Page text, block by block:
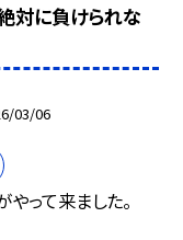
対に負けられな
03/06
って来ました。